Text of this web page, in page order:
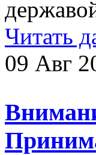
Читать
09 Авг